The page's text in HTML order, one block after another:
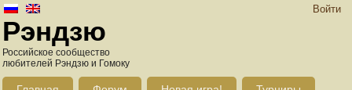
Войти
Рэндзю
Российское сообщество
любителей Рэндзю и Гомоку